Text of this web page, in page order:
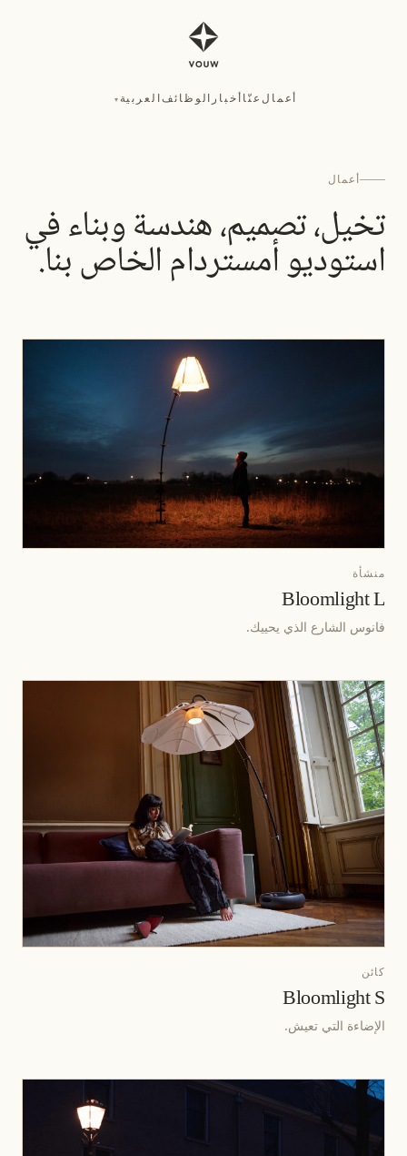
أعمال عنّاأخبار الوظائفالعربية ▾
أعمال
تخيل، تصميم، هندسة وبناء في
استوديو أمستردام الخاص بنا.
منشأة
Bloomlight L
فانوس الشارع الذي يحييك.
كائن
Bloomlight S
الإضاءة التي تعيش.